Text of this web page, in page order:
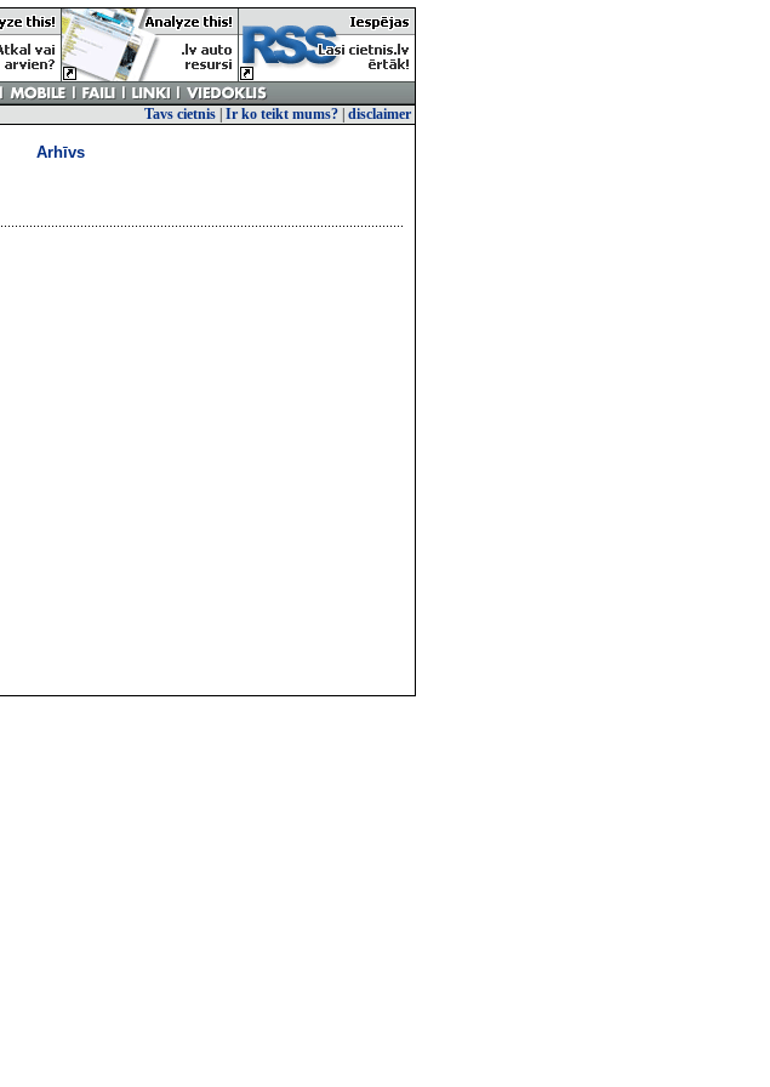
Tavs cietnis Ir ko teikt mums? disclaimer
Arhīvs